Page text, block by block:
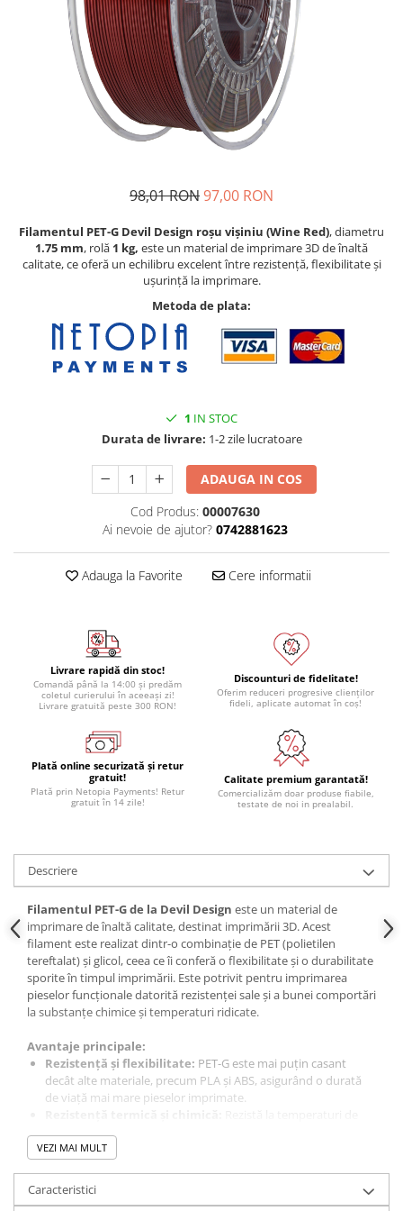
98,01 RON97,00 RON
Filamentul PET-G Devil Design roșu vișiniu (Wine Red), diametru
1.75 mm, rolă 1 kg, este un material de imprimare 3D de înaltă
calitate, ce oferă un echilibru excelent între rezistență, flexibilitate și
ușurință la imprimare.
Metoda de plata:
1 IN STOC
Durata de livrare: 1-2 zile lucratoare
ADAUGA IN COS
Cod Produs: 00007630
Ai nevoie de ajutor? 0742881623
Adauga la Favorite Cere informatii
Livrare rapidă din stoc!
Comandă până la 14:00 și predăm
coletul curierului în aceeași zi!
Livrare gratuită peste 300 RON!
Discounturi de fidelitate!
Oferim reduceri progresive clienților
fideli, aplicate automat în coș!
Plată online securizată și retur
gratuit!
Plată prin Netopia Payments! Retur
gratuit în 14 zile!
Calitate premium garantată!
Comercializăm doar produse fiabile,
testate de noi in prealabil.
Descriere
Filamentul PET-G de la Devil Design este un material de
imprimare de înaltă calitate, destinat imprimării 3D. Acest
filament este realizat dintr-o combinație de PET (polietilen
tereftalat) și glicol, ceea ce îi conferă o flexibilitate și o durabilitate
sporite în timpul imprimării. Este potrivit pentru imprimarea
pieselor funcționale datorită rezistenței sale și a bunei comportări
la substanțe chimice și temperaturi ridicate.
Avantaje principale:
Rezistență și flexibilitate: PET-G este mai puțin casant
decât alte materiale, precum PLA și ABS, asigurând o durată
de viață mai mare pieselor imprimate.
până la 75 °C și este rezistent la anumiți acizi și solvenți.
Ușor de imprimat:
sau cameră de imprimare închisă.
VEZI MAI MULT
Caracteristici